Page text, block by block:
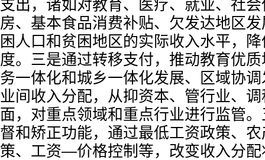
支出，诸如对教育、医疗、就业、社
房、基本食品消费补贴、欠发达地区
困人口和贫困地区的实际收入水平，
度。三是通过转移支付，推动教育优
务一体化和城乡一体化发展、区域协
业间收入分配，从抑资本、管行业、
面，对重点领域和重点行业进行监管
督和矫正功能，通过最低工资政策、
策、工资—价格控制等，改变收入分